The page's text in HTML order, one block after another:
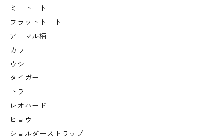
ミニトート
フラットトート
アニマル柄
カウ
ウシ
タイガー
トラ
レオパード
ヒョウ
ショルダーストラップ